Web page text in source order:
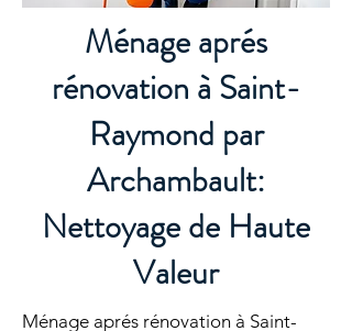
Ménage aprés
rénovation à Saint-
Raymond par
Archambault:
Nettoyage de Haute
Valeur
Ménage aprés rénovation à Saint-